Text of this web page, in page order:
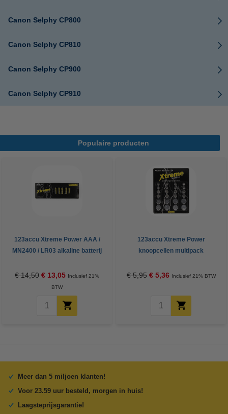
Canon Selphy CP800
Canon Selphy CP810
Canon Selphy CP900
Canon Selphy CP910
Populaire producten
123accu Xtreme Power AAA /
MN2400 / LR03 alkaline batterij
€ 14,50 € 13,05 Inclusief 21%
BTW
123accu Xtreme Power
knoopcellen multipack
€ 5,95 € 5,36 Inclusief 21% BTW
Meer dan 5 miljoen klanten!
Voor 23.59 uur besteld, morgen in huis!
Laagsteprijsgarantie!